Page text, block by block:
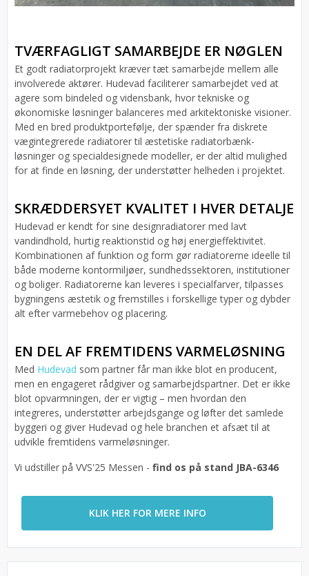
TVÆRFAGLIGT SAMARBEJDE ER NØGLEN
Et godt radiatorprojekt kræver tæt samarbejde mellem alle
involverede aktører. Hudevad faciliterer samarbejdet ved at
agere som bindeled og vidensbank, hvor tekniske og
økonomiske løsninger balanceres med arkitektoniske visioner.
Med en bred produktportefølje, der spænder fra diskrete
vægintegrerede radiatorer til æstetiske radiatorbænk-
løsninger og specialdesignede modeller, er der altid mulighed
for at finde en løsning, der understøtter helheden i projektet.
SKRÆDDERSYET KVALITET I HVER DETALJE
Hudevad er kendt for sine designradiatorer med lavt
vandindhold, hurtig reaktionstid og høj energieffektivitet.
Kombinationen af funktion og form gør radiatorerne ideelle til
både moderne kontormiljøer, sundhedssektoren, institutioner
og boliger. Radiatorerne kan leveres i specialfarver, tilpasses
bygningens æstetik og fremstilles i forskellige typer og dybder
alt efter varmebehov og placering.
EN DEL AF FREMTIDENS VARMELØSNING
Med Hudevad som partner får man ikke blot en producent,
men en engageret rådgiver og samarbejdspartner. Det er ikke
blot opvarmningen, der er vigtig – men hvordan den
integreres, understøtter arbejdsgange og løfter det samlede
byggeri og giver Hudevad og hele branchen et afsæt til at
udvikle fremtidens varmeløsninger.
Vi udstiller på VVS'25 Messen - find os på stand JBA-6346
KLIK HER FOR MERE INFO